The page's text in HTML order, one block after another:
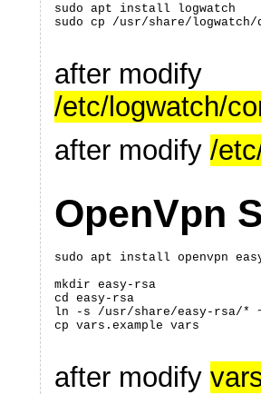
sudo apt install logwatch
after modify
/etc/logwatch/
after modify /
OpenVpn
sudo apt install openvpn
mkdir easy-rsa
cd easy-rsa
ln -s /usr/share/easy-rsa/*
cp vars.example vars
after modify